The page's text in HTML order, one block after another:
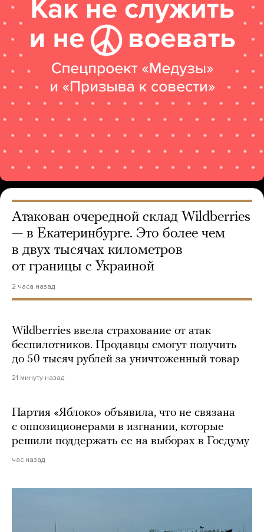
Атакован очередной склад Wildberries
— в Екатеринбурге. Это более чем
в двух тысячах километров
от границы с Украиной
2 часа назад
Wildberries ввела страхование от атак
беспилотников. Продавцы смогут получить
до 50 тысяч рублей за уничтоженный товар
21 минуту назад
Партия «Яблоко» объявила, что не связана
с оппозиционерами в изгнании, которые
решили поддержать ее на выборах в Госдуму
час назад